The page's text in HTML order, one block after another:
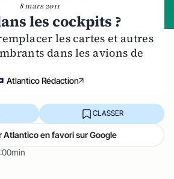
8 mars 2011
les cockpits ?
les cartes et autres
dans les avions de
Atlantico Rédaction
CLASSER
Atlantico en favori sur Google